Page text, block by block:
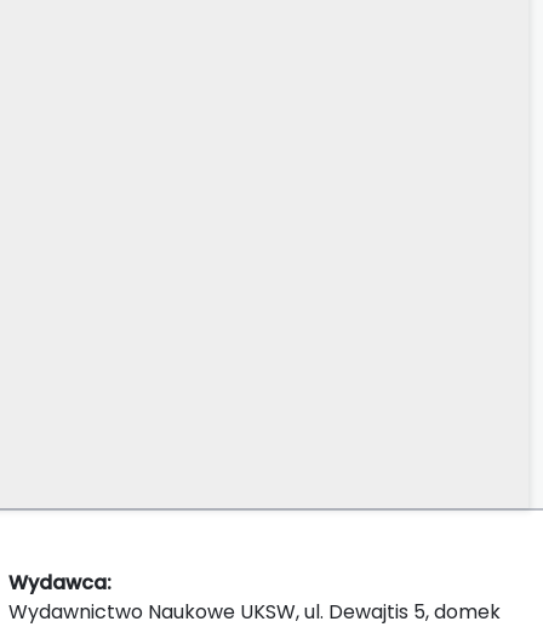
Wydawca:
Wydawnictwo Naukowe UKSW, ul. Dewajtis 5, domek